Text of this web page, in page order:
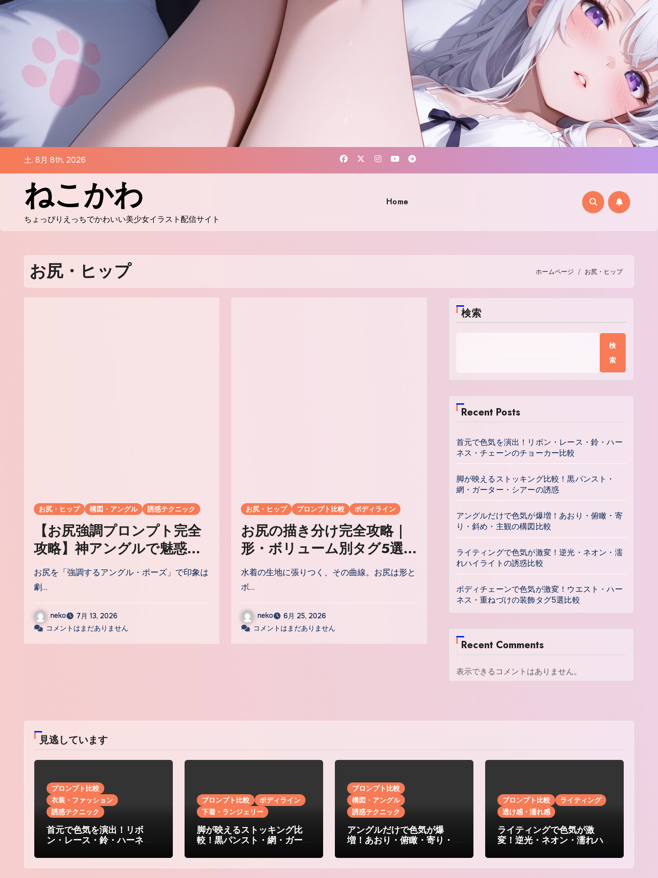
コ
ン
ッ
プ
土. 8月 8th, 2026
ねこかわ
ちょっぴりえっちでかわいい美少女イラスト配信サイト
Home
お尻・ヒップ ホームページ お尻・ヒップ
お尻・ヒップ 構図・アングル 誘惑テクニック
【お尻強調プロンプト完全
攻略】神アングルで魅惑の
ヒップを描く5タグ徹底比
較
お尻を「強調するアングル・ポーズ」で印象は
劇…
neko
7月 13, 2026
コメントはまだありません
お尻・ヒップ プロンプト比較 ボディライン
お尻の描き分け完全攻略｜
形・ボリューム別タグ5選
で魅せる至高のヒップライ
ン
水着の生地に張りつく、その曲線。お尻は形と
ボ…
neko
6月 25, 2026
コメントはまだありません
検索
検
索
Recent Posts
首元で色気を演出！リボン・レース・鈴・ハー
ネス・チェーンのチョーカー比較
脚が映えるストッキング比較！黒パンスト・
網・ガーター・シアーの誘惑
アングルだけで色気が爆増！あおり・俯瞰・寄
り・斜め・主観の構図比較
ライティングで色気が激変！逆光・ネオン・濡
れハイライトの誘惑比較
ボディチェーンで色気が激変！ウエスト・ハー
ネス・重ねづけの装飾タグ5選比較
Recent Comments
表示できるコメントはありません。
見逃しています
プロンプト比較
衣装・ファッション
誘惑テクニック
首元で色気を演出！リボ
ン・レース・鈴・ハーネ
比較
プロンプト比較
ボディライン
下着・ランジェリー
脚が映えるストッキング比
較！黒パンスト・網・ガー
プロンプト比較
構図・アングル
誘惑テクニック
アングルだけで色気が爆
増！あおり・俯瞰・寄り・
プロンプト比較
ライティング
透け感・濡れ感
ライティングで色気が激
変！逆光・ネオン・濡れハ